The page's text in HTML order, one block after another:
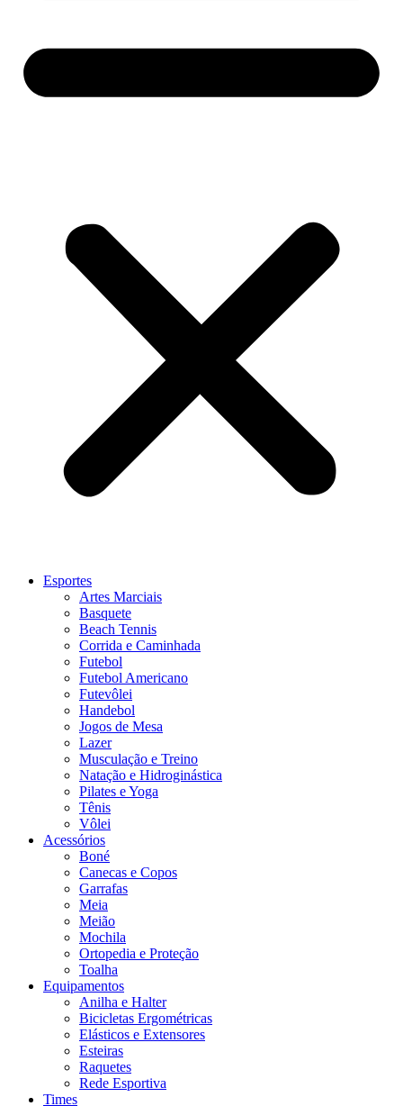
Esportes
Artes Marciais
Basquete
Beach Tennis
Corrida e Caminhada
Futebol
Futebol Americano
Futevôlei
Handebol
Jogos de Mesa
Lazer
Musculação e Treino
Natação e Hidroginástica
Pilates e Yoga
Tênis
Vôlei
Acessórios
Boné
Canecas e Copos
Garrafas
Meia
Meião
Mochila
Ortopedia e Proteção
Toalha
Equipamentos
Anilha e Halter
Bicicletas Ergométricas
Elásticos e Extensores
Esteiras
Raquetes
Rede Esportiva
Times